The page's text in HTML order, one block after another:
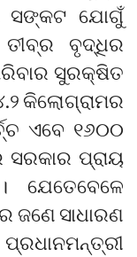
ସଙ୍କଟ ଯୋଗୁଁ
ବୃଦ୍ଧିର
ସୁରକ୍ଷିତ
କିଲୋଗ୍ରାମର
ଏବେ ୧୬୦୦
ପ୍ରାୟ
ଯେତେବେଳେ
ଜଣେ ସାଧାରଣ